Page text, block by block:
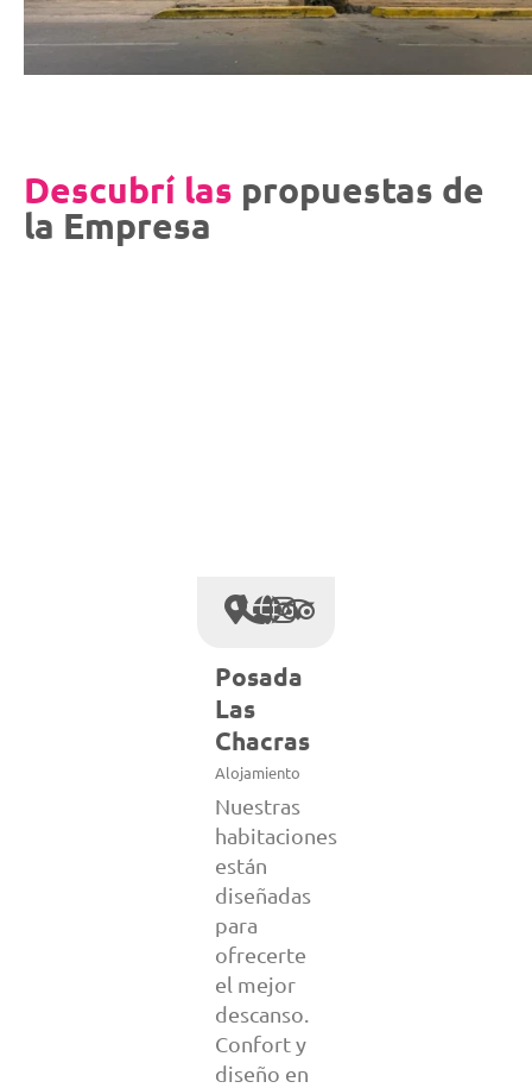
Descubrí las propuestas de
la Empresa
Posada
Las
Chacras
Alojamiento
Nuestras
habitaciones
están
diseñadas
para
ofrecerte
el mejor
descanso.
Confort y
diseño en